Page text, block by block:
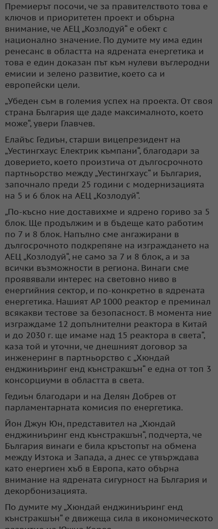
Премиерът посочи, че за правителството това е
ключов и приоритетен проект и обърна
внимание, че АЕЦ „Козлодуй“ е обект с
национално значение. По думите му има един
ренесанс в областта на ядрената енергетика и
това е един доказан път към нулеви въглеродни
емисии и зелено развитие, което са и
европейски цели.
„Убеден съм в големия успех на проекта. От своя
страна България ще даде максималното, което
може“, увери Главчев.
Елайъс Гедиън, старши вицепрезидент на
„Уестингхаус Електрик къмпани“, благодари за
доверието, което произтича от дългосрочното
партньорство между „Уестингхаус“ и България,
започнало преди 25 години с модернизацията
на 5 и 6 блок на АЕЦ „Козлодуй“.
„По-късно ние доставихме и ядрено гориво за 5
блок. Ще продължим и в бъдеще като работим
по 7 и 8 блок. Напълно сме ангажирани в
дългосрочното подкрепяне на изграждането на
АЕЦ „Козлодуй“, не само за 7 и 8 блок, а и за
всички възможности в региона. Винаги сме
проявявали интерес на световно ниво в
енергийния сектор, и по-конкретно в ядрената
енергетика. Нашият AP 1000 реактор е преминал
всякакви тестове за безопасност. В момента ние
изграждаме 12 допълнителни реактора в Китай
и до 2030 г. ще имаме над 15 реактора в света“,
каза той и уточни, че днешният договор за
инженеринг в партньорство с „Хюндай
енджиниъринг енд кънстракшън“ е една от топ 3
консорциуми в областта в света.
Гедиън благодари и на Делян Добрев от
парламентарната комисия по енергетика.
Йон Джун Юн, представител на „Хюндай
енджиниъринг енд кънстракшън“, подчерта, че
България винаги е била кръстопът на обмена
между Изтока и Запада, а днес се утвърждава
като енергиен хъб в Европа, като обърна
внимание на ядрената сигурност на България и
декорбонизацията.
По думите му „Хюндай енджиниъринг енд
кънстракшън“ е движеща сила в икономическото